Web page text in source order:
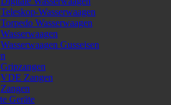
Teleskop-Wasserwaagen
Torpedo Wasserwaagen
Wasserwaagen
Wasserwaagen Gusseisen
Gripzangen
VDE Zangen
Zangen
Geräte